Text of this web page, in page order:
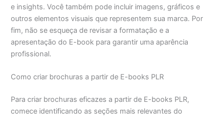
e insights. Você também pode incluir imagens, gráficos e
outros elementos visuais que representem sua marca. Por
fim, não se esqueça de revisar a formatação e a
apresentação do E-book para garantir uma aparência
profissional.
Como criar brochuras a partir de E-books PLR
Para criar brochuras eficazes a partir de E-books PLR,
comece identificando as seções mais relevantes do